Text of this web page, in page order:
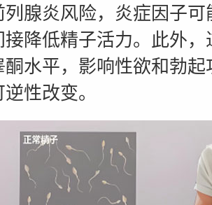
列腺炎风险，炎症因子
接降低精子活力。此外
酮水平，影响性欲和勃
性改变。